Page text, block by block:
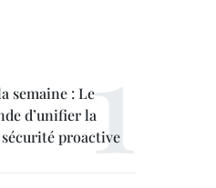
semaine : Le
d’unifier la
proactive